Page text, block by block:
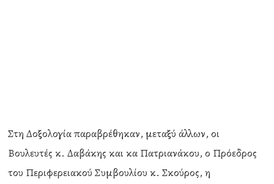
Στη Δοξολογία παραβρέθηκαν, μεταξύ άλλων, οι
Βουλευτές κ. Δαβάκης και κα Πατριανάκου, ο Πρόεδρος
του Περιφερειακού Συμβουλίου κ. Σκούρος, η